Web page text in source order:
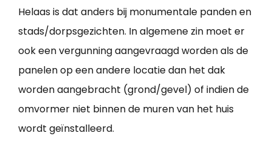
Helaas is dat anders bij monumentale panden en
stads/dorpsgezichten. In algemene zin moet er
ook een vergunning aangevraagd worden als de
panelen op een andere locatie dan het dak
worden aangebracht (grond/gevel) of indien de
omvormer niet binnen de muren van het huis
wordt geïnstalleerd.